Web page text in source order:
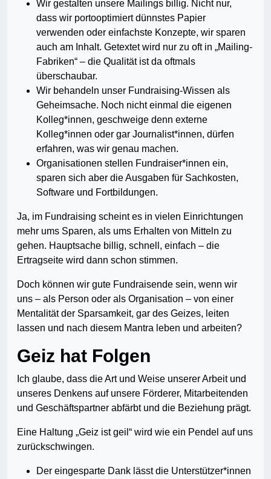
Wir gestalten unsere Mailings billig. Nicht nur,
dass wir portooptimiert dünnstes Papier
verwenden oder einfachste Konzepte, wir sparen
auch am Inhalt. Getextet wird nur zu oft in „Mailing-
Fabriken“ – die Qualität ist da oftmals
überschaubar.
Wir behandeln unser Fundraising-Wissen als
Geheimsache. Noch nicht einmal die eigenen
Kolleg*innen, geschweige denn externe
Kolleg*innen oder gar Journalist*innen, dürfen
erfahren, was wir genau machen.
Organisationen stellen Fundraiser*innen ein,
sparen sich aber die Ausgaben für Sachkosten,
Software und Fortbildungen.
Ja, im Fundraising scheint es in vielen Einrichtungen
mehr ums Sparen, als ums Erhalten von Mitteln zu
gehen. Hauptsache billig, schnell, einfach – die
Ertragseite wird dann schon stimmen.
Doch können wir gute Fundraisende sein, wenn wir
uns – als Person oder als Organisation – von einer
Mentalität der Sparsamkeit, gar des Geizes, leiten
lassen und nach diesem Mantra leben und arbeiten?
Geiz hat Folgen
Ich glaube, dass die Art und Weise unserer Arbeit und
unseres Denkens auf unsere Förderer, Mitarbeitenden
und Geschäftspartner abfärbt und die Beziehung prägt.
Eine Haltung „Geiz ist geil“ wird wie ein Pendel auf uns
zurückschwingen.
Der eingesparte Dank lässt die Unterstützer*innen